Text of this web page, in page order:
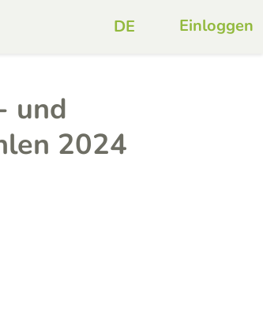
Einloggen
und
2024